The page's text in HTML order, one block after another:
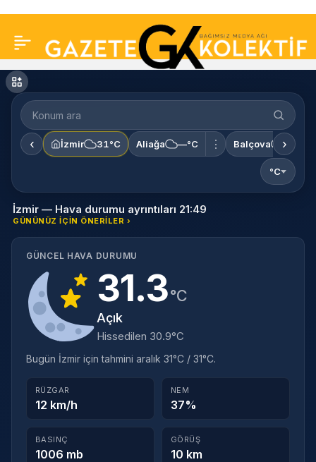
Konum
ara
‹ İzmir 31°C Aliağa —°C ⋮ Balçova —°C
›
°C
İzmir — Hava durumu ayrıntıları 21:49
GÜNÜNÜZ IÇIN ÖNERILER ›
GÜNCEL HAVA DURUMU
31.3°C
Açık
Hissedilen 30.9°C
Bugün İzmir için tahmini aralık 31°C / 31°C.
RÜZGAR
12 km/h
NEM
37%
BASINÇ
1006 mb
GÖRÜŞ
10 km